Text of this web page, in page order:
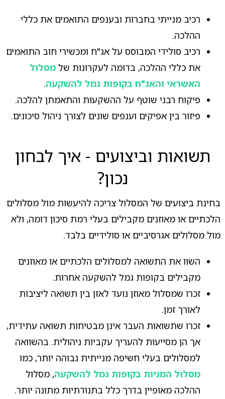
רכיב מנייתי בחברות ובענפים התואמים את כללי
ההלכה.
רכיב סולידי המבוסס על אג"ח ומכשירי חוב התואמים
את כללי ההלכה, בדומה לעקרונות של מסלול
האשראי והאג"ח בקופות גמל להשקעה.
פיקוח רבני שוטף על ההשקעות והתאמתן להלכה.
פיזור בין אפיקים וענפים שונים לצורך ניהול סיכונים.
תשואות וביצועים - איך לבחון
נכון?
בחינת ביצועים של המסלול צריכה להיעשות מול מסלולים
הלכתיים או מאוזנים מקבילים בעלי רמת סיכון דומה, ולא
מול מסלולים אגרסיביים או סולידיים בלבד.
השוו את התשואה למסלולים הלכתיים או מאוזנים
מקבילים בקופות גמל להשקעה אחרות.
זכרו שמסלול מאוזן נועד לאזן בין תשואה ליציבות
לאורך זמן.
זכרו שתשואות העבר אינן מבטיחות תשואה עתידית,
אך הן מסייעות להעריך עקביות ניהולית. בהשוואה
למסלולים בעלי חשיפה מנייתית גבוהה יותר, כמו
מסלול המניות בקופות גמל להשקעה, מסלול
ההלכה מאופיין בדרך כלל בתנודתיות מתונה יותר.